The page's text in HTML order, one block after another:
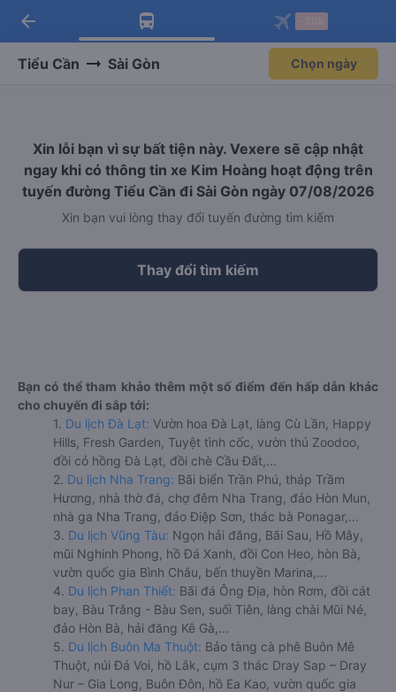
Tải app Vexere ngay!
Nhận ưu đãi thành viên độc
Mở app
Tải app Vexere
-30k/ghế khi đặt vé máy bay qua
Mở app
arrow_back
Tiểu Cần Sài Gòn Chọn ngày
Xin lỗi bạn vì sự bất tiện này. Vexere sẽ cập nhật
ngay khi có thông tin xe Kim Hoàng hoạt động trên
tuyến đường Tiểu Cần đi Sài Gòn ngày 07/08/2026
Xin bạn vui lòng thay đổi tuyến đường tìm kiếm
Thay đổi tìm kiếm
Bạn có thể tham khảo thêm một số điểm đến hấp dẫn khác
cho chuyến đi sắp tới:
1. Du lịch Đà Lạt: Vườn hoa Đà Lạt, làng Cù Lần, Happy
Hills, Fresh Garden, Tuyệt tình cốc, vườn thú Zoodoo,
đồi cỏ hồng Đà Lạt, đồi chè Cầu Đất,...
2. Du lịch Nha Trang: Bãi biển Trần Phú, tháp Trầm
Hương, nhà thờ đá, chợ đêm Nha Trang, đảo Hòn Mun,
nhà ga Nha Trang, đảo Điệp Sơn, thác bà Ponagar,...
3. Du lịch Vũng Tàu: Ngọn hải đăng, Bãi Sau, Hồ Mây,
mũi Nghinh Phong, hồ Đá Xanh, đồi Con Heo, hòn Bà,
vườn quốc gia Bình Châu, bến thuyền Marina,...
4. Du lịch Phan Thiết: Bãi đá Ông Địa, hòn Rơm, đồi cát
bay, Bàu Trắng - Bàu Sen, suối Tiên, làng chài Mũi Né,
đảo Hòn Bà, hải đăng Kê Gà,...
5. Du lịch Buôn Ma Thuột: Bảo tàng cà phê Buôn Mê
Thuột, núi Đá Voi, hồ Lắk, cụm 3 thác Dray Sap – Dray
Nur – Gia Long, Buôn Đôn, hồ Ea Kao, vườn quốc gia